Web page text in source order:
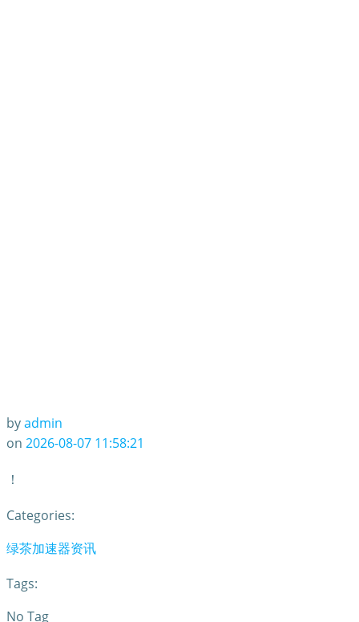
byadmin
on 2026-08-07 11:58:21
！
Categories:
绿茶加速器资讯
Tags:
No Tag